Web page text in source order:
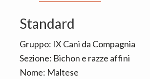
Standard
Gruppo: IX Cani da Compagnia
Sezione: Bichon e razze affini
Nome: Maltese